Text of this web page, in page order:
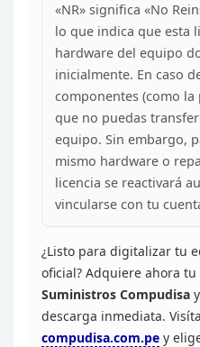
«NR» significa «No
lo que indica que esta
hardware del equipo
inicialmente. En caso
componentes (como la
que no puedas
equipo. Sin embargo,
mismo hardware o
licencia se reactivará
vincularse con tu
¿Listo para digitalizar tu
oficial? Adquiere ahora tu
Suministros Compudisa
descarga inmediata.
compudisa.com.pe y